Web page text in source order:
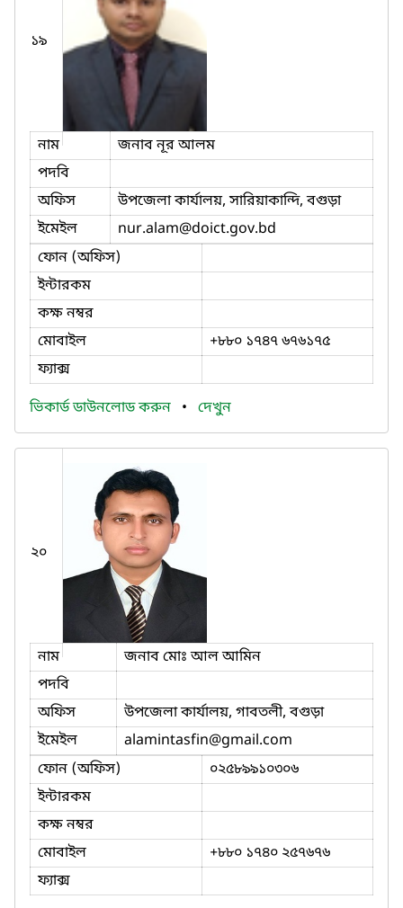
১৯
নাম
জনাব নূর আলম
পদবি
অফিস
উপজেলা কার্যালয়, সারিয়াকান্দি, বগুড়া
ইমেইল
nur.alam@doict.gov.bd
ফোন (অফিস)
ইন্টারকম
কক্ষ নম্বর
মোবাইল
+৮৮০ ১৭৪৭ ৬৭৬১৭৫
ফ্যাক্স
ভিকার্ড ডাউনলোড করুন • দেখুন
২০
নাম
জনাব মোঃ আল আমিন
পদবি
অফিস
উপজেলা কার্যালয়, গাবতলী, বগুড়া
ইমেইল
alamintasfin@gmail.com
ফোন (অফিস)
০২৫৮৯৯১০৩০৬
ইন্টারকম
কক্ষ নম্বর
মোবাইল
+৮৮০ ১৭৪০ ২৫৭৬৭৬
ফ্যাক্স